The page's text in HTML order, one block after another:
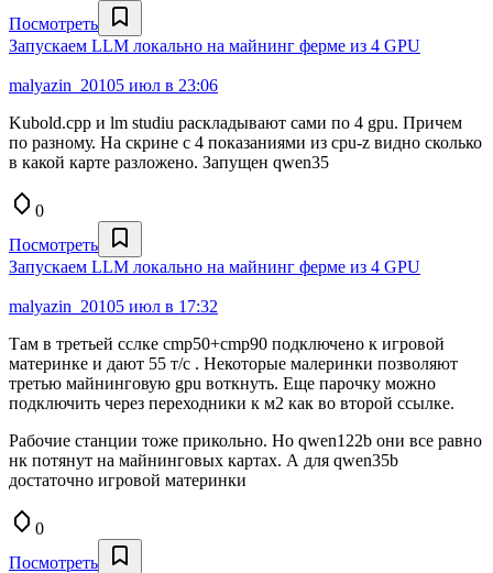
Посмотреть
Запускаем LLM локально на майнинг ферме из 4 GPU
malyazin_20105 июл в 23:06
Kubold.cpp и lm studiu раскладывают сами по 4 gpu. Причем
по разному. На скрине с 4 показаниями из cpu-z видно сколько
в какой карте разложено. Запущен qwen35
0
Посмотреть
Запускаем LLM локально на майнинг ферме из 4 GPU
malyazin_20105 июл в 17:32
Там в третьей сслке cmp50+cmp90 подключено к игровой
материнке и дают 55 т/с . Некоторые малеринки позволяют
третью майнинговую gpu воткнуть. Еще парочку можно
подключить через переходники к м2 как во второй ссылке.
Рабочие станции тоже прикольно. Но qwen122b они все равно
нк потянут на майнинговых картах. А для qwen35b
достаточно игровой материнки
0
Посмотреть